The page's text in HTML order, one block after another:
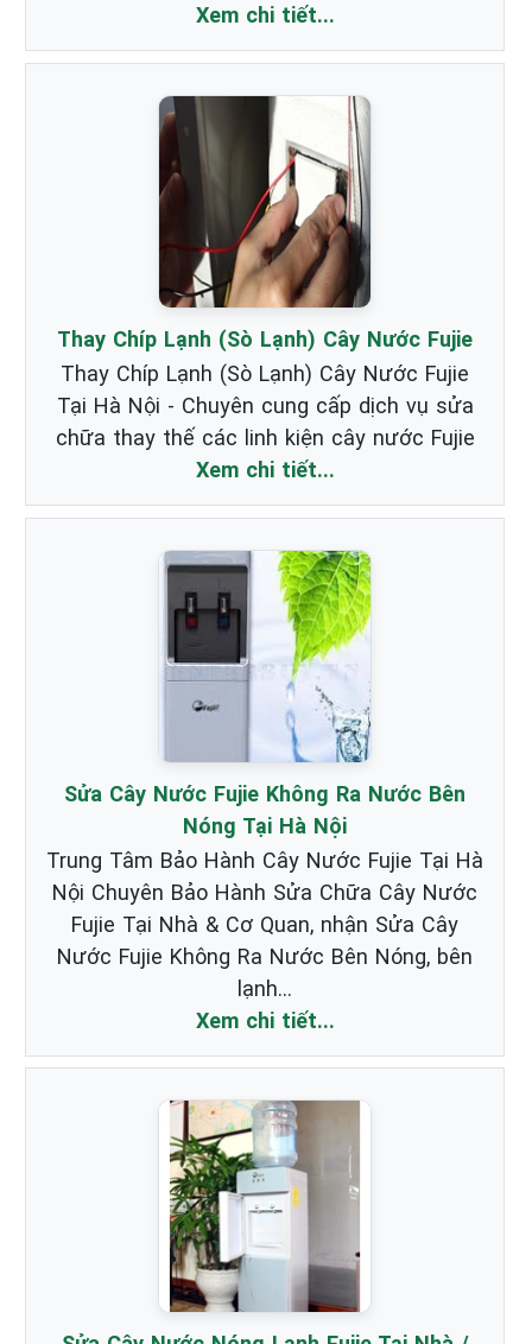
Xem chi tiết...
Thay Chíp Lạnh (Sò Lạnh) Cây Nước Fujie
Thay Chíp Lạnh (Sò Lạnh) Cây Nước Fujie
Tại Hà Nội - Chuyên cung cấp dịch vụ sửa
chữa thay thế các linh kiện cây nước Fujie
Xem chi tiết...
Sửa Cây Nước Fujie Không Ra Nước Bên
Nóng Tại Hà Nội
Trung Tâm Bảo Hành Cây Nước Fujie Tại Hà
Nội Chuyên Bảo Hành Sửa Chữa Cây Nước
Fujie Tại Nhà & Cơ Quan, nhận Sửa Cây
Nước Fujie Không Ra Nước Bên Nóng, bên
lạnh...
Xem chi tiết...